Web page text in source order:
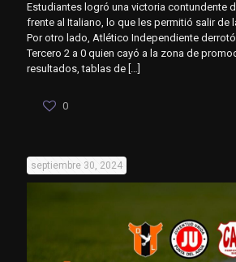
Estudiantes logró una victoria contundente
frente al Italiano, lo que les permitió salir de
Por otro lado, Atlético Independiente
Tercero 2 a 0 quien cayó a la zona de
resultados, tablas de […]
0
septiembre 30, 2024